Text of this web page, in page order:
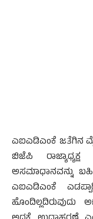
ಎಐಎಡಿಎಂಕೆ ಜತೆಗಿನ
ಬಿಜೆಪಿ
ಅಸಮಾಧಾನವನ್ನು
ಎಐಎಡಿಎಂಕೆ
ಹೊಂದಿಲ್ಲದಿರುವುದು